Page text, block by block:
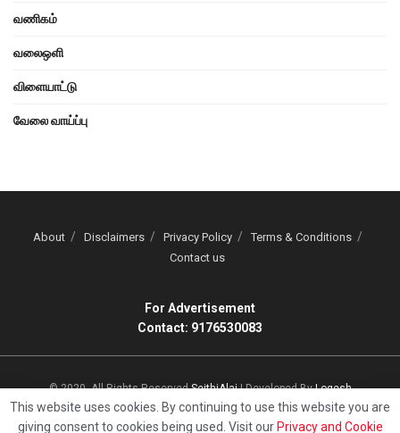
வணிகம்
வலைஒளி
விளையாட்டு
வேலை வாய்ப்பு
About Disclaimers Privacy Policy
Terms & Conditions
Contact us
For Advertisement
Contact: 9176530083
© 2020, All Rights ReservedSeithiAlai| Developed ByLogesh
This website uses cookies. By continuing to use this website you are
giving consent to cookies being used. Visit our Privacy and Cookie